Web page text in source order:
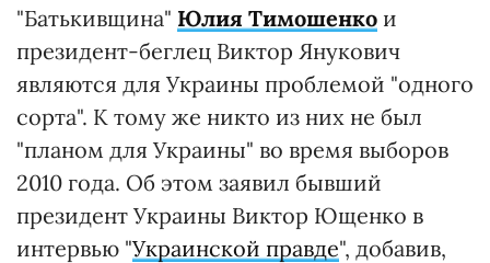
"Батькивщина" Юлия Тимошенко и
президент-беглец Виктор Янукович
являются для Украины проблемой "одного
сорта". К тому же никто из них не был
"планом для Украины" во время выборов
2010 года. Об этом заявил бывший
президент Украины Виктор Ющенко в
интервью "Украинской правде", добавив,